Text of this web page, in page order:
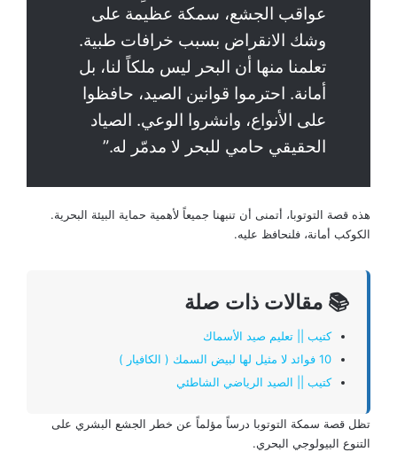
عواقب الجشع، سمكة عظيمة على
وشك الانقراض بسبب خرافات طبية.
تعلمنا منها أن البحر ليس ملكاً لنا، بل
أمانة. احترموا قوانين الصيد، حافظوا
على الأنواع، وانشروا الوعي. الصياد
الحقيقي حامي للبحر لا مدمّر له.”
هذه قصة التوتوبا، أتمنى أن تنبهنا جميعاً لأهمية حماية البيئة البحرية.
الكوكب أمانة، فلنحافظ عليه.
📚 مقالات ذات صلة
كتيب || تعليم صيد الأسماك
10 فوائد لا مثيل لها لبيض السمك ( الكافيار )
كتيب || الصيد الرياضي الشاطئي
تظل قصة سمكة التوتوبا درساً مؤلماً عن خطر الجشع البشري على
التنوع البيولوجي البحري.